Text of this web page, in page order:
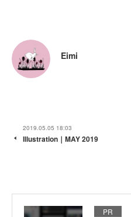
Eimi
2019.05.05 18:03
Illustration｜MAY 2019
PR